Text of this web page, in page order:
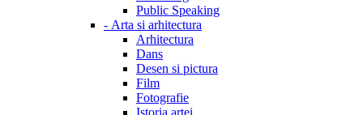
Public Speaking
- Arta si arhitectura
Arhitectura
Dans
Desen si pictura
Film
Fotografie
Istoria artei